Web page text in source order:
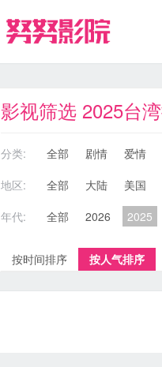
影视筛选 2025台
分类: 全部 剧情 爱情
地区:
全部 大陆 美国
年代:
全部 2026 2025
按时间排序 按人气排序